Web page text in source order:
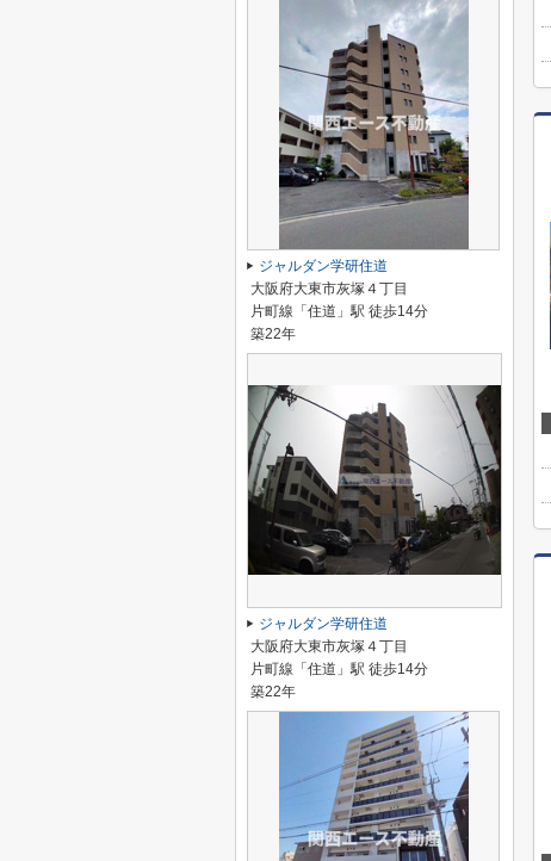
ジャルダン学研住道
大阪府大東市灰塚４丁目
片町線「住道」駅 徒歩14分
築22年
ジャルダン学研住道
大阪府大東市灰塚４丁目
片町線「住道」駅 徒歩14分
築22年